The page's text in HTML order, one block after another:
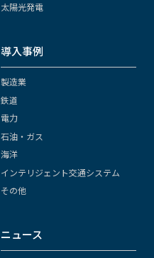
太陽光発電
導入事例
製造業
鉄道
電力
石油・ガス
海洋
インテリジェント交通システム
その他
ニュース